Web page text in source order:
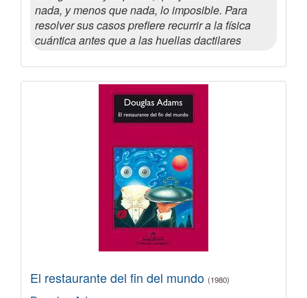
nada, y menos que nada, lo imposible. Para
resolver sus casos prefiere recurrir a la física
cuántica antes que a las huellas dactilares
El restaurante del fin del mundo (1980)